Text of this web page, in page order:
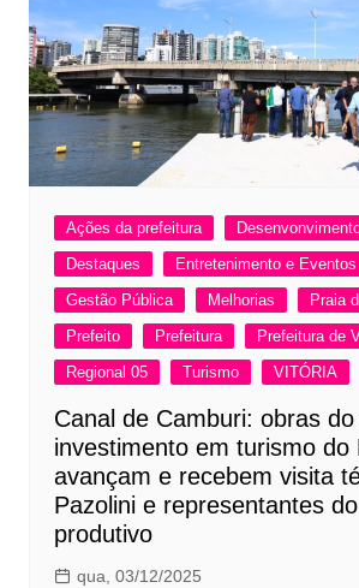
Ações da prefeitura
Destaques
Entretenimento e Eventos
Gestão Pública
Melhorias
Praia
Prefeito
Prefeitura
Prefeitura de
Regional 05
Turismo VITÓRIA
Canal de Camburi: obras
investimento em turismo do
avançam e recebem visita
Pazolini e representantes
produtivo
qua, 03/12/2025